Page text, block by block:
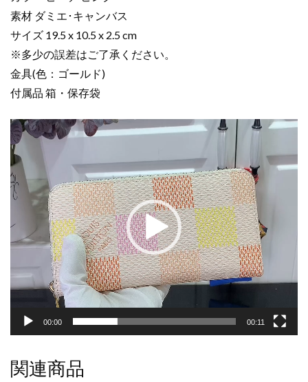
ー･
ウ
ォ
ッ
ト
ー
チ
ピ
ン
ク
N40748
ダ
ミ
キ
ゴ
ー
素材 ダミエ･キャンバス
サイズ 19.5 x 10.5 x 2.5 cm
※多少の誤差はご了承ください。
金具(色：ゴールド)
付属品 箱・保存袋
動
画
プ
レ
ー
ー
00:00 00:11
関連商品